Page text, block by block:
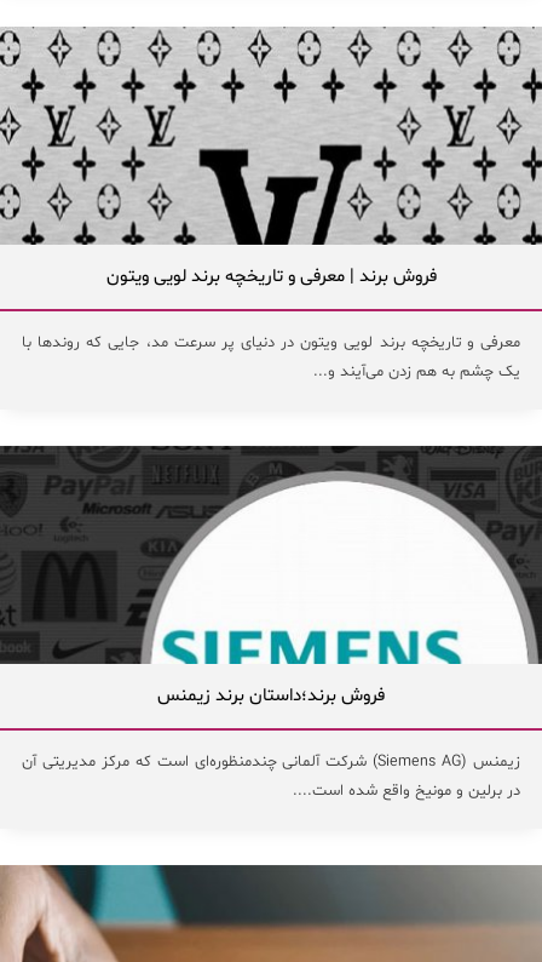
فروش برند | معرفی و تاریخچه برند لویی ویتون
معرفی و تاریخچه برند لویی ویتون در دنیای پر سرعت مد، جایی که روندها با
یک چشم به هم زدن می‌آیند و...
فروش برند؛داستان برند زیمنس
زیمنس (Siemens AG) شرکت آلمانی چندمنظوره‌‌ای است که مرکز مدیریتی آن
در برلین و مونیخ واقع شده است....